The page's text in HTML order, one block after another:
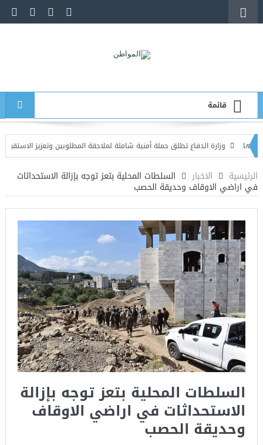
قائمة
وزارة الدفاع تطلق حملة أمنية شاملة لملاحقة المطلوبين وتعزيز الاستقرار
الرئيسية الاخبار السلطات المحلية بتعز توجه بإزالة الاستحداثات
في اراضي الاوقاف وحديقة الحصب
السلطات المحلية بتعز توجه بإزالة
الاستحداثات في اراضي الاوقاف
وحديقة الحصب